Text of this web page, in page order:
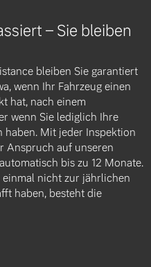
– Sie bleiben
bleiben Sie garantiert
wenn Ihr Fahrzeug einen
hat, nach einem
wenn Sie lediglich Ihre
haben. Mit jeder Inspektion
Anspruch auf unseren
bis zu 12 Monate.
einmal nicht zur jährlichen
haben, besteht die